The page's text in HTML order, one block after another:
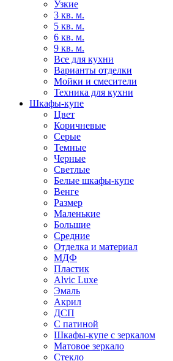
Узкие
3 кв. м.
5 кв. м.
6 кв. м.
9 кв. м.
Все для кухни
Варианты отделки
Мойки и смесители
Техника для кухни
Шкафы-купе
Цвет
Коричневые
Серые
Темные
Черные
Светлые
Белые шкафы-купе
Венге
Размер
Маленькие
Большие
Средние
Отделка и материал
МДФ
Пластик
Alvic Luxe
Эмаль
Акрил
ДСП
С патиной
Шкафы-купе с зеркалом
Матовое зеркало
Стекло